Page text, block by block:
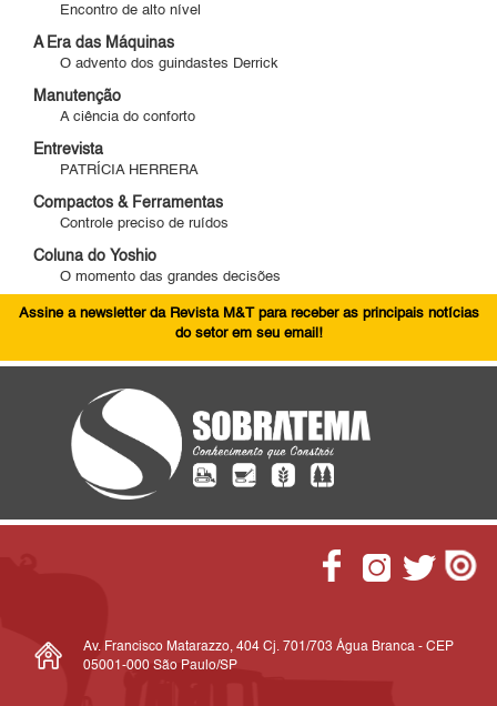
Encontro de alto nível
A Era das Máquinas
O advento dos guindastes Derrick
Manutenção
A ciência do conforto
Entrevista
PATRÍCIA HERRERA
Compactos & Ferramentas
Controle preciso de ruídos
Coluna do Yoshio
O momento das grandes decisões
Assine a newsletter da Revista M&T para receber as principais notícias
do setor em seu email!
Av. Francisco Matarazzo, 404 Cj. 701/703 Água Branca - CEP
05001-000 São Paulo/SP